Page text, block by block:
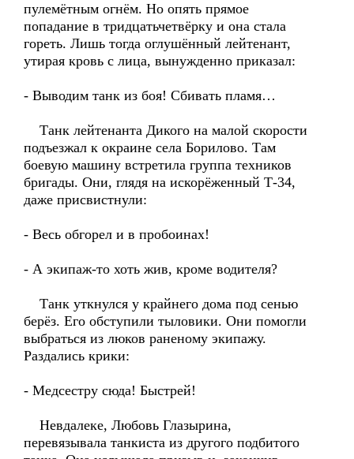
пулемётным огнём. Но опять прямое
попадание в тридцатьчетвёрку и она стала
гореть. Лишь тогда оглушённый лейтенант,
утирая кровь с лица, вынужденно приказал:
- Выводим танк из боя! Сбивать пламя…
Танк лейтенанта Дикого на малой скорости
подъезжал к окраине села Борилово. Там
боевую машину встретила группа техников
бригады. Они, глядя на искорёженный Т-34,
даже присвистнули:
- Весь обгорел и в пробоинах!
- А экипаж-то хоть жив, кроме водителя?
Танк уткнулся у крайнего дома под сенью
берёз. Его обступили тыловики. Они помогли
выбраться из люков раненому экипажу.
Раздались крики:
- Медсестру сюда! Быстрей!
Невдалеке, Любовь Глазырина,
перевязывала танкиста из другого подбитого